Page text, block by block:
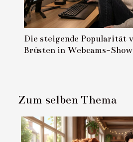
Die steigende Popularität
Brüsten in Webcams-
Zum selben Thema